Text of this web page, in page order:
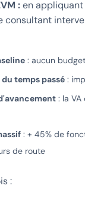
:en
consultant
: aucun
du temps passé :
: la
: + 45% de
de route
: